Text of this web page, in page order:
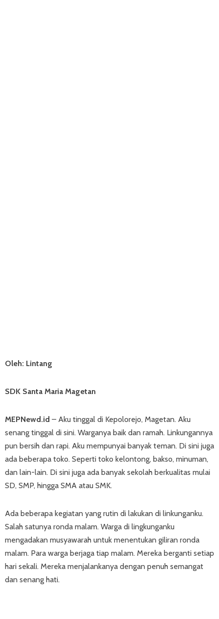
Oleh: Lintang
SDK Santa Maria Magetan
MEPNewd.id – Aku tinggal di Kepolorejo, Magetan. Aku
senang tinggal di sini. Warganya baik dan ramah. Linkungannya
pun bersih dan rapi. Aku mempunyai banyak teman. Di sini juga
ada beberapa toko. Seperti toko kelontong, bakso, minuman,
dan lain-lain. Di sini juga ada banyak sekolah berkualitas mulai
SD, SMP, hingga SMA atau SMK.
Ada beberapa kegiatan yang rutin di lakukan di linkunganku.
Salah satunya ronda malam. Warga di lingkunganku
mengadakan musyawarah untuk menentukan giliran ronda
malam. Para warga berjaga tiap malam. Mereka berganti setiap
hari sekali. Mereka menjalankanya dengan penuh semangat
dan senang hati.